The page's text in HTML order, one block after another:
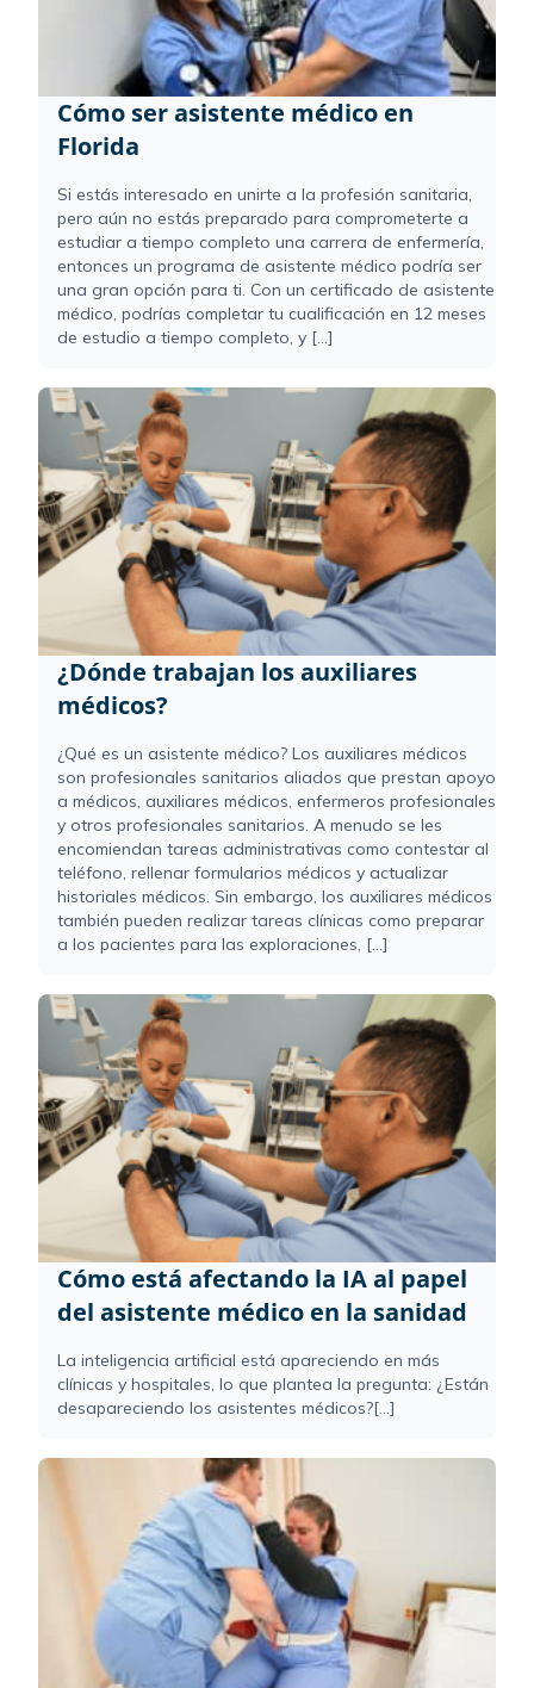
Cómo ser asistente médico en
Florida
Si estás interesado en unirte a la profesión sanitaria,
pero aún no estás preparado para comprometerte a
estudiar a tiempo completo una carrera de enfermería,
entonces un programa de asistente médico podría ser
una gran opción para ti. Con un certificado de asistente
médico, podrías completar tu cualificación en 12 meses
de estudio a tiempo completo, y [...]
¿Dónde trabajan los auxiliares
médicos?
¿Qué es un asistente médico? Los auxiliares médicos
son profesionales sanitarios aliados que prestan apoyo
a médicos, auxiliares médicos, enfermeros profesionales
y otros profesionales sanitarios. A menudo se les
encomiendan tareas administrativas como contestar al
teléfono, rellenar formularios médicos y actualizar
historiales médicos. Sin embargo, los auxiliares médicos
también pueden realizar tareas clínicas como preparar
a los pacientes para las exploraciones, [...]
Cómo está afectando la IA al papel
del asistente médico en la sanidad
La inteligencia artificial está apareciendo en más
clínicas y hospitales, lo que plantea la pregunta: ¿Están
desapareciendo los asistentes médicos?[...]